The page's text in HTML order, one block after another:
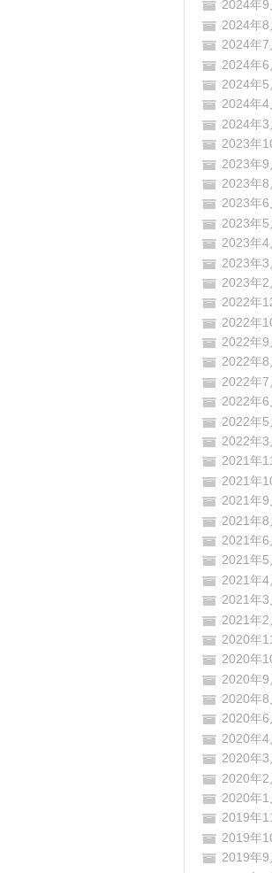
2024年9
2024年8
2024年7
2024年6
2024年5
2024年4
2024年3
2023年
2023年9
2023年8
2023年6
2023年5
2023年4
2023年3
2023年2
2022年
2022年
2022年9
2022年8
2022年7
2022年6
2022年5
2022年3
2021年
2021年
2021年9
2021年8
2021年6
2021年5
2021年4
2021年3
2021年2
2020年
2020年
2020年9
2020年8
2020年6
2020年4
2020年3
2020年2
2020年1
2019年
2019年
2019年9